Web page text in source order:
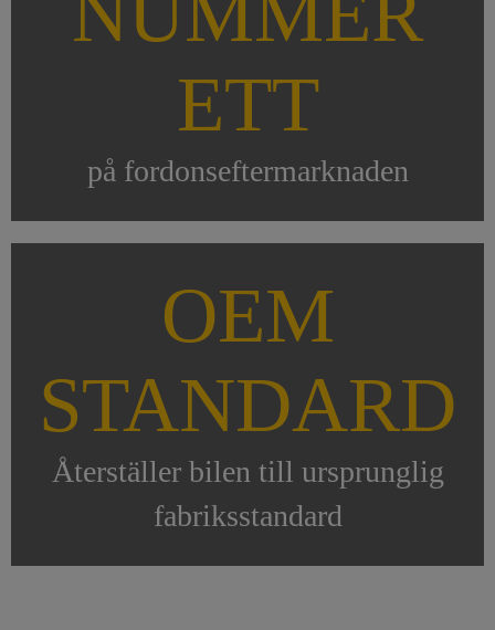
ETT
på fordonseftermarknaden
OEM
STANDARD
Återställer bilen till ursprunglig
fabriksstandard